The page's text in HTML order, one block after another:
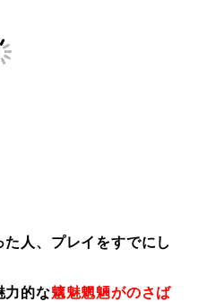
人、プレイをすでにし
力的な魑魅魍魎がのさば